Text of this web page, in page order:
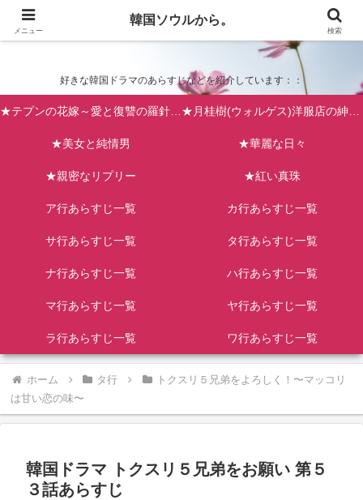
韓国ソウルから。
好きな韓国ドラマのあらすじなどを紹介しています：：
★テプンの花嫁～愛と復讐の羅針盤（台風の新婦） ★月桂樹(ウォルゲス)洋服店の紳士たち
★美女と純情男 ★華麗な日々
★親密なリプリー ★紅い真珠
ア行あらすじ一覧 カ行あらすじ一覧
サ行あらすじ一覧 タ行あらすじ一覧
ナ行あらすじ一覧 ハ行あらすじ一覧
マ行あらすじ一覧 ヤ行あらすじ一覧
ラ行あらすじ一覧 ワ行あらすじ一覧
ホーム タ行
トクスリ５兄弟をよろしく！〜マッコリ
は甘い恋の味〜
韓国ドラマ トクスリ５兄弟をお願い 第５
３話あらすじ
メニュー
韓国ソウルから。
検索